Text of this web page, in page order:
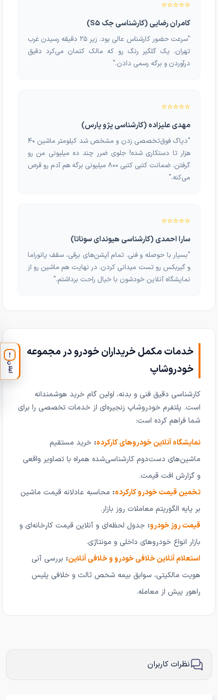
⭐⭐⭐⭐⭐
کامران رضایی (کارشناسی جک S5)
"سرعت حضور کارشناس عالی بود. زیر ۲۵ دقیقه رسیدن غرب
تهران. یک گلگیر رنگ رو که مالک کتمان می‌کرد دقیق
درآوردن و برگه رسمی دادن."
⭐⭐⭐⭐⭐
مهدی علیزاده (کارشناسی پژو پارس)
"دیاگ فوق‌تخصصی زدن و مشخص شد کیلومتر ماشین ۴۰
هزار تا دستکاری شده! جلوی ضرر چند ده میلیونی من رو
گرفتن. ضمانت کتبی کتبی ۸۰۰ میلیونی برگه هم آدم رو قرص
می‌کنه."
⭐⭐⭐⭐⭐
سارا احمدی (کارشناسی هیوندای سوناتا)
"بسیار با حوصله و فنی. تمام آپشن‌های برقی، سقف پانوراما
و گیربکس رو تست میدانی کردن. در نهایت هم ماشین رو از
نمایشگاه آنلاین خودشون با خیال راحت برداشتم."
خدمات مکمل خریداران خودرو در مجموعه
خودروشاپ
کارشناسی دقیق فنی و بدنه، اولین گام خرید هوشمندانه
است. پلتفرم خودروشاپ زنجیره‌ای از خدمات تخصصی را برای
شما فراهم کرده است:
نمایشگاه آنلاین خودروهای کارکرده: خرید مستقیم
ماشین‌های دست‌دوم کارشناسی‌شده همراه با تصاویر واقعی
و گزارش افت قیمت.
تخمین قیمت خودرو کارکرده: محاسبه عادلانه قیمت ماشین
بر پایه الگوریتم معاملات روز بازار.
قیمت روز خودرو: جدول لحظه‌ای و آنلاین قیمت کارخانه‌ای و
بازار انواع خودروهای داخلی و مونتاژی.
استعلام آنلاین خلافی خودرو و خلافی آنلاین: بررسی آنی
هویت مالکیتی، سوابق بیمه شخص ثالث و خلافی پلیس
راهور پیش از معامله.
نظرات کاربران
!
اعلان